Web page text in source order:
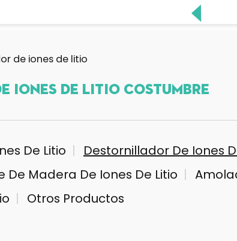
de iones de litio
Iones De Litio Costumbre
De Litio Destornillador De Iones
Madera De Iones De Litio
Otros Productos